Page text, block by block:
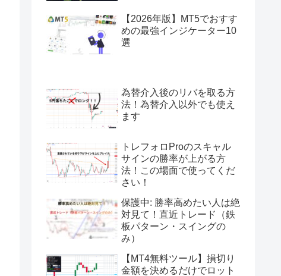
【2026年版】MT5でおすす
めの最強インジケーター10
選
為替介入後のリバを取る方
法！為替介入以外でも使え
ます
トレフォロProのスキャル
サインの勝率が上がる方
法！この場面で使ってくだ
さい！
保護中: 勝率高めたい人は絶
対見て！直近トレード（鉄
板パターン・スイングの
み）
【MT4無料ツール】損切り
金額を決めるだけでロット